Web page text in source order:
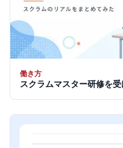
働き方
スクラムマスター研修を